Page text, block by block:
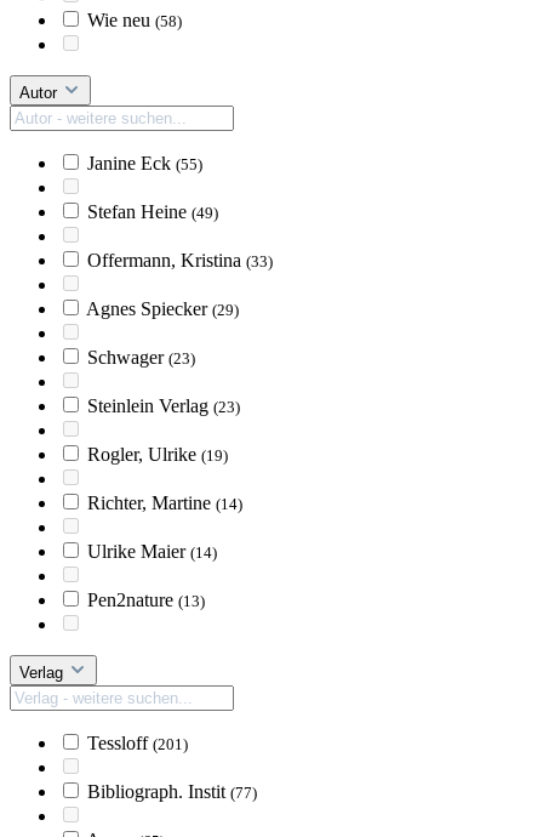
Wie neu (58)
Autor
Janine Eck (55)
Stefan Heine (49)
Offermann, Kristina (33)
Agnes Spiecker (29)
Schwager (23)
Steinlein Verlag (23)
Rogler, Ulrike (19)
Richter, Martine (14)
Ulrike Maier (14)
Pen2nature (13)
Verlag
Tessloff (201)
Bibliograph. Instit (77)